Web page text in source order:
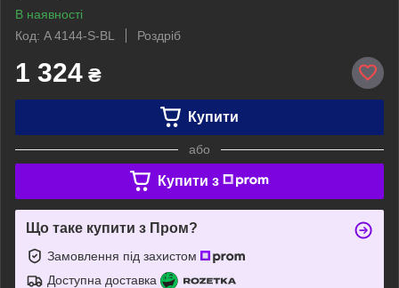
В наявності
Код: A 4144-S-BL
Роздріб
1 324 ₴
Купити
або
Купити з
Що таке купити з Пром?
Замовлення під захистом
Доступна доставка